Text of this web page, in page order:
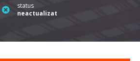
status
neactualizat